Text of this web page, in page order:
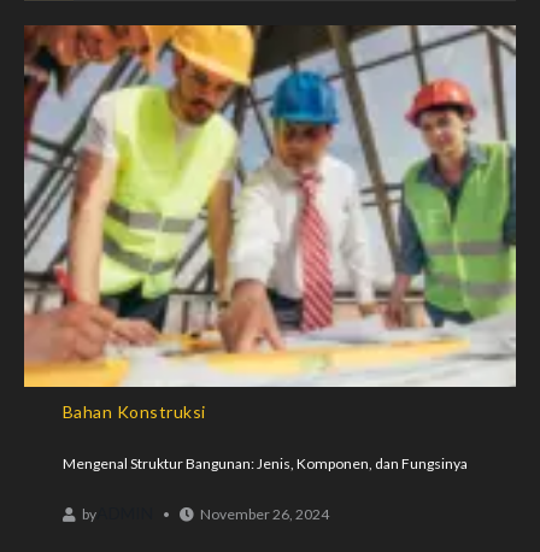
Bahan Konstruksi
Mengenal Struktur Bangunan: Jenis, Komponen, dan Fungsinya
by November 26, 2024